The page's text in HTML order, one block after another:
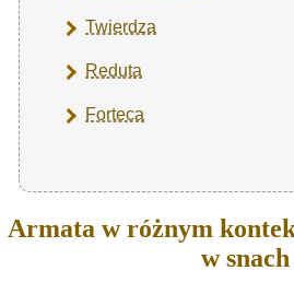
Twierdza
Reduta
Forteca
Armata w różnym
w snach